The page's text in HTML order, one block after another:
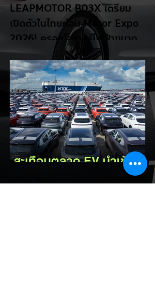
LEAPMOTOR B03X เตรียม
เปิดตัวในไทยก่อน Motor Expo
2026! ครอสโอเวอร์ไฟฟ้าขนาด
กะทัดรัด ลุ้นสเปคและราคาเร็วๆ นี้
LEAPMOTOR B03X รถยนต์ไฟฟ้าทรง
Compact Crossover ขับเคลื่อนล้อหน้า รุ่น
ใหม่ล่าสุดจากแบรนด์ LEAPMOTOR ที่เตรียม
เปิดตัวในประเทศไทยก่อนช่วงงาน MOTOR
EXPO 2026 โดย B03X ถือเป็นรถ EV ไซส์
กะทัดรัดที่ชูจุดเด่นเรื่องพื้นที่ใช้สอยภายในห้อง
โดยสาร และการรองรับเทคโนโลยีชาร์จเร็ว DC
Fast Charge รายละเอียดจากรายงาน (อ้า
งอิงสเปคยุโรป): มิติตัวถังและพื้นที่: ตัวรถยาว
4,270 มม. กว้าง 1,810 มม. สูง 1,635 มม.
ระยะฐานล้อ 2,605 มม. ความจุสัมภาระท้าย
510 ลิตร (พับเบาะเพิ่มเป็น 1,605 ลิตร)...